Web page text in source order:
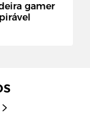
gamer